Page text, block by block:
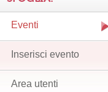
Eventi
Inserisci evento
Area utenti